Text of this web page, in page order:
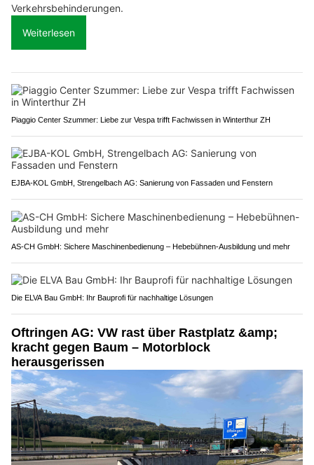
Verkehrsbehinderungen.
Weiterlesen
Piaggio Center Szummer: Liebe zur Vespa trifft Fachwissen in Winterthur ZH
EJBA-KOL GmbH, Strengelbach AG: Sanierung von Fassaden und Fenstern
AS-CH GmbH: Sichere Maschinenbedienung – Hebebühnen-Ausbildung und mehr
Die ELVA Bau GmbH: Ihr Bauprofi für nachhaltige Lösungen
Oftringen AG: VW rast über Rastplatz &amp;
kracht gegen Baum – Motorblock
herausgerissen